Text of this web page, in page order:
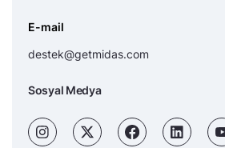
E-mail
destek@getmidas.com
Sosyal Medya